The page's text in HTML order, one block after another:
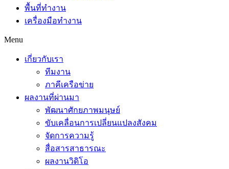
พื้นที่ทำงาน
เครื่องมือทำงาน
Menu
เกี่ยวกับเรา
ทีมงาน
ภาคีเครือข่าย
ผลงานที่ผ่านมา
พัฒนาศักยภาพมนุษย์
ขับเคลื่อนการเปลี่ยนแปลงสังคม
จัดการความรู้
สื่อสารสาธารณะ
ผลงานวิดิโอ